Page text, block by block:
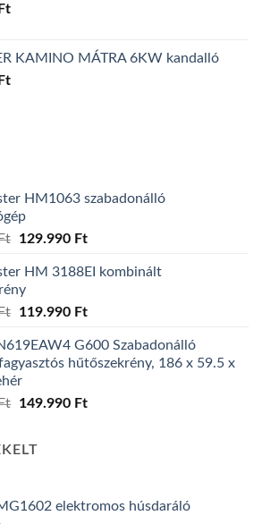
Ft
KAMINO MÁTRA 6KW kandalló
Ft
HM1063 szabadonálló
Original
was:
139.990 Ft.
129.990 FtCurrent
is:
HM 3188EI kombinált
Original
was:
139.990 Ft.
119.990 FtCurrent
is:
119.990 Ft.
G600 Szabadonálló
hűtőszekrény, 186 x 59.5 x
Original
157.990 Ft.
149.990 FtCurrent
elektromos húsdaráló